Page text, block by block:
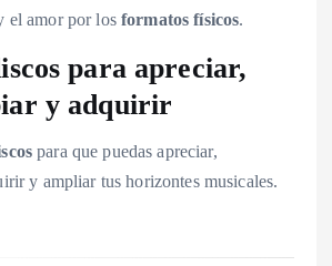
el amor por losformatos físicos.
para apreciar,
y adquirir
para que puedas apreciar,
y ampliar tus horizontes musicales.